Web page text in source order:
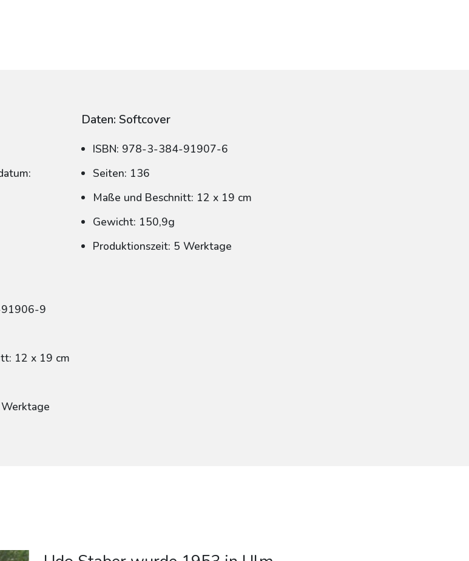
Daten: Softcover
ISBN: 978-3-384-91907-6
Seiten: 136
Maße und Beschnitt: 12 x 19 cm
Gewicht: 150,9g
Produktionszeit: 5 Werktage
9
12 x 19 cm